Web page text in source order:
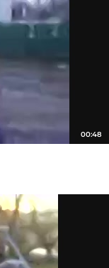
00:48